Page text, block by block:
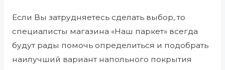
Если Вы затрудняетесь сделать выбор, то
специалисты магазина «Наш паркет» всегда
будут рады помочь определиться и подобрать
наилучший вариант напольного покрытия